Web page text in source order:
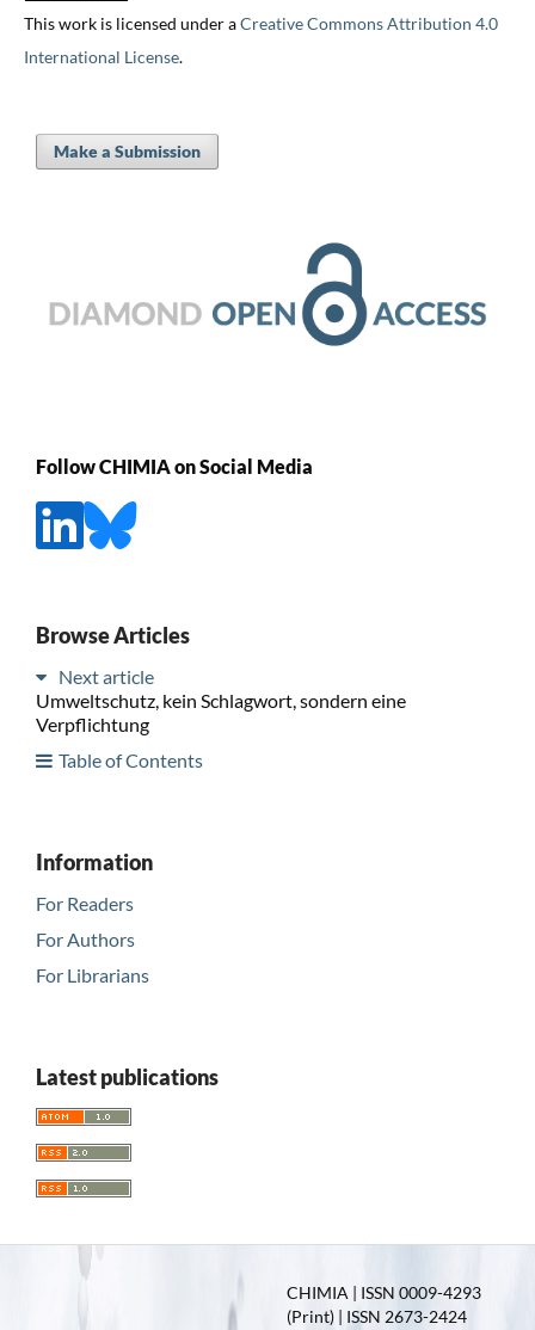
This work is licensed under aCreative Commons Attribution 4.0
International License.
Make a Submission
Follow CHIMIA on Social Media
Browse Articles
Next article
Umweltschutz, kein Schlagwort, sondern eine
Verpflichtung
Table of Contents
Information
For Readers
For Authors
For Librarians
Latest publications
CHIMIA | ISSN 0009-4293
(Print) | ISSN 2673-2424